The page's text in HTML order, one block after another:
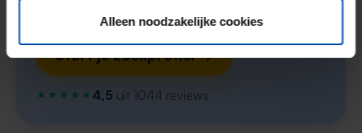
Alleen noodzakelijke cookies
Start je zoekprofiel →
4,5 uit 1044 reviews